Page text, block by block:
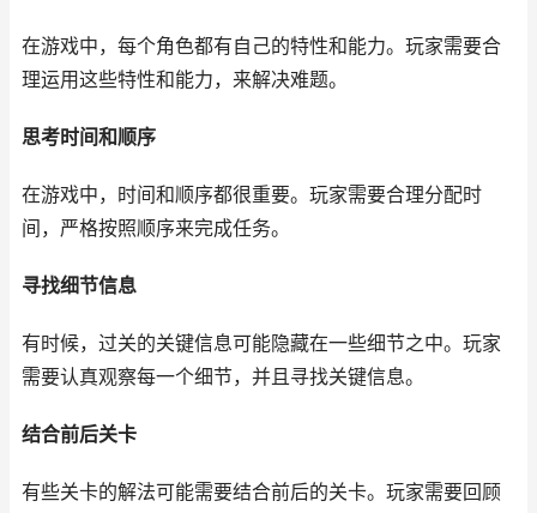
在游戏中，每个角色都有自己的特性和能力。玩家需要合
理运用这些特性和能力，来解决难题。
思考时间和顺序
在游戏中，时间和顺序都很重要。玩家需要合理分配时
间，严格按照顺序来完成任务。
寻找细节信息
有时候，过关的关键信息可能隐藏在一些细节之中。玩家
需要认真观察每一个细节，并且寻找关键信息。
结合前后关卡
有些关卡的解法可能需要结合前后的关卡。玩家需要回顾